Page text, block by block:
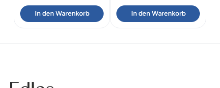
In den Warenkorb
Preis
war:
Preis
ist:
In den Warenkorb